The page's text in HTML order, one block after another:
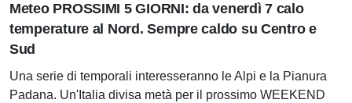
Meteo PROSSIMI 5 GIORNI: da venerdì 7 calo
temperature al Nord. Sempre caldo su Centro e
Sud
Una serie di temporali interesseranno le Alpi e la Pianura
Padana. Un'Italia divisa metà per il prossimo WEEKEND